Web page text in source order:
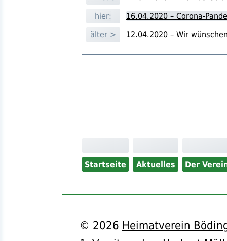
hier:
16.04.2020 – Corona-
älter >
12.04.2020 – Wir
Startseite Aktuelles Der
© 2026 Heimatverein